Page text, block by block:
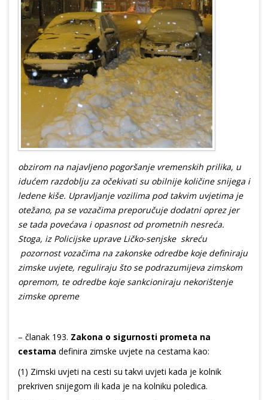
obzirom na najavljeno pogoršanje vremenskih prilika, u
idućem razdoblju za očekivati su obilnije količine snijega i
ledene kiše. Upravljanje vozilima pod takvim uvjetima je
otežano, pa se vozačima preporučuje dodatni oprez jer
se tada povećava i opasnost od prometnih nesreća.
Stoga, iz Policijske uprave Ličko-senjske skreću
pozornost vozačima na zakonske odredbe koje definiraju
zimske uvjete, reguliraju što se podrazumijeva zimskom
opremom, te odredbe koje sankcioniraju nekorištenje
zimske opreme
– članak 193. Zakona o sigurnosti prometa na
cestama definira zimske uvjete na cestama kao:
(1) Zimski uvjeti na cesti su takvi uvjeti kada je kolnik
prekriven snijegom ili kada je na kolniku poledica.